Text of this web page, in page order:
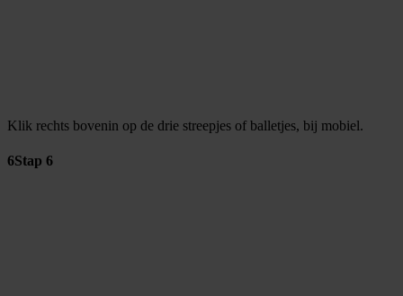
Klik rechts bovenin op de drie streepjes of balletjes, bij mobiel.
6Stap 6